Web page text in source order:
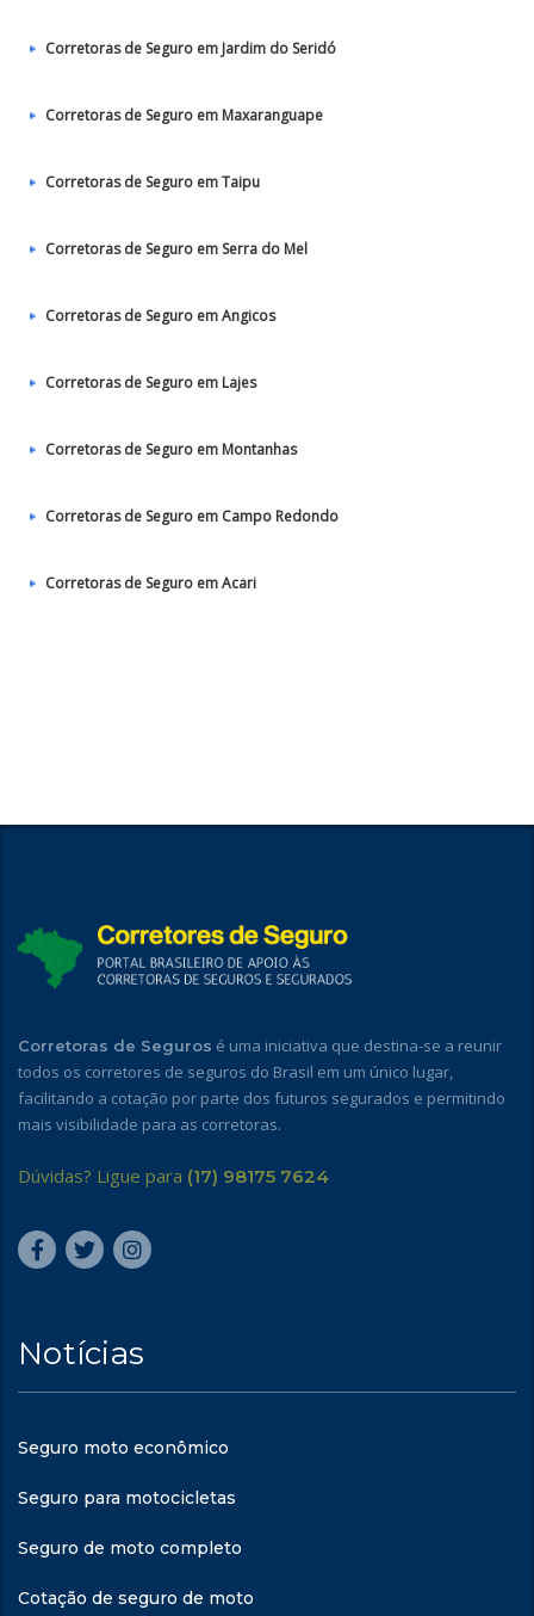
Corretoras de Seguro em Jardim do Seridó
Corretoras de Seguro em Maxaranguape
Corretoras de Seguro em Taipu
Corretoras de Seguro em Serra do Mel
Corretoras de Seguro em Angicos
Corretoras de Seguro em Lajes
Corretoras de Seguro em Montanhas
Corretoras de Seguro em Campo Redondo
Corretoras de Seguro em Acari
Corretoras de Seguros é uma iniciativa que destina-se a reunir
todos os corretores de seguros do Brasil em um único lugar,
facilitando a cotação por parte dos futuros segurados e permitindo
mais visibilidade para as corretoras.
Dúvidas? Ligue para (17) 98175 7624
Notícias
Seguro moto econômico
Seguro para motocicletas
Seguro de moto completo
Cotação de seguro de moto